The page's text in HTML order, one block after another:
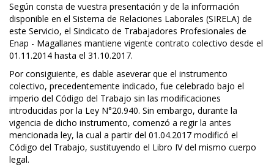
Según consta de vuestra presentación y de la información
disponible en el Sistema de Relaciones Laborales (SIRELA) de
este Servicio, el Sindicato de Trabajadores Profesionales de
Enap - Magallanes mantiene vigente contrato colectivo desde el
01.11.2014 hasta el 31.10.2017.
Por consiguiente, es dable aseverar que el instrumento
colectivo, precedentemente indicado, fue celebrado bajo el
imperio del Código del Trabajo sin las modificaciones
introducidas por la Ley N°20.940. Sin embargo, durante la
vigencia de dicho instrumento, comenzó a regir la antes
mencionada ley, la cual a partir del 01.04.2017 modificó el
Código del Trabajo, sustituyendo el Libro IV del mismo cuerpo
legal.